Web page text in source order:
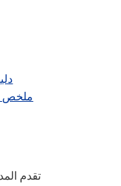
ملخص
تقدم